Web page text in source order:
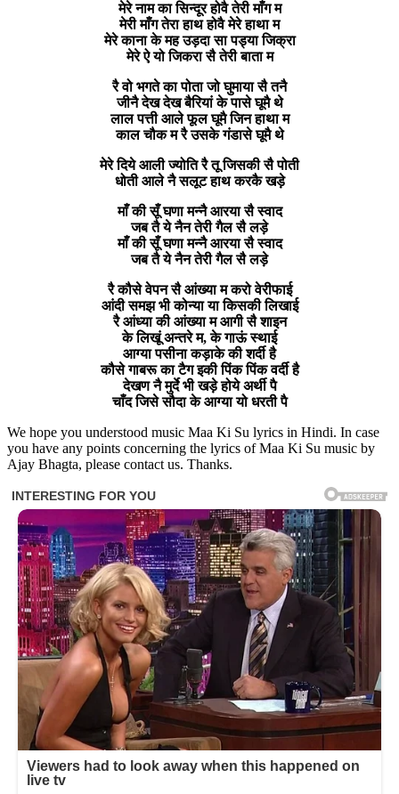
मेरे नाम का सिन्दूर होवै तेरी माँग म
मेरी माँग तेरा हाथ होवै मेरे हाथा म
मेरे काना के मह उड़दा सा पड्या जिक्रा
मेरे ऐ यो जिकरा सै तेरी बाता म
रै वो भगते का पोता जो घुमाया सै तनै
जीनै देख देख बैरियां के पासे घूमै थे
लाल पत्ती आले फूल घूमै जिन हाथा म
काल चौक म रै उसके गंडासे घूमै थे
मेरे दिये आली ज्योति रै तू जिसकी सै पोती
धोती आले नै सलूट हाथ करकै खड़े
माँ की सूँ घणा मन्नै आरया सै स्वाद
जब तै ये नैन तेरी गैल सै लड़े
माँ की सूँ घणा मन्नै आरया सै स्वाद
जब तै ये नैन तेरी गैल सै लड़े
रै कौसे वेपन सै आंख्या म करो वेरीफाई
आंदी समझ भी कोन्या या किसकी लिखाई
रै आंध्या की आंख्या म आगी सै शाइन
के लिखूं अन्तरे म, के गाऊं स्थाई
आग्या पसीना कड़ाके की शर्दी है
कौसे गाबरू का टैग इकी पिंक पिंक वर्दी है
देखण नै मुर्दे भी खड़े होये अर्थी पै
चाँद जिसे सौदा के आग्या यो धरती पै
We hope you understood music Maa Ki Su lyrics in Hindi. In case
you have any points concerning the lyrics of Maa Ki Su music by
Ajay Bhagta, please contact us. Thanks.